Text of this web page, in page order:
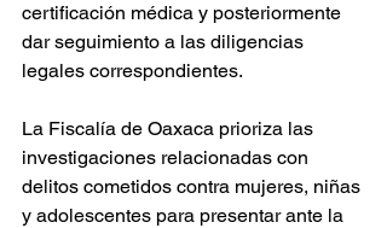
certificación médica y posteriormente
dar seguimiento a las diligencias
legales correspondientes.
La Fiscalía de Oaxaca prioriza las
investigaciones relacionadas con
delitos cometidos contra mujeres, niñas
y adolescentes para presentar ante la